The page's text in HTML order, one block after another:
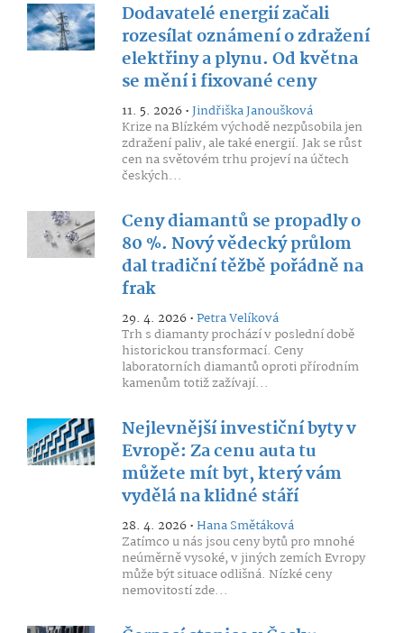
Dodavatelé energií začali
rozesílat oznámení o zdražení
elektřiny a plynu. Od května
se mění i fixované ceny
11. 5. 2026 •Jindřiška Janoušková
Krize na Blízkém východě nezpůsobila jen
zdražení paliv, ale také energií. Jak se růst
cen na světovém trhu projeví na účtech
českých...
Ceny diamantů se propadly o
80 %. Nový vědecký průlom
dal tradiční těžbě pořádně na
frak
29. 4. 2026 •Petra Velíková
Trh s diamanty prochází v poslední době
historickou transformací. Ceny
laboratorních diamantů oproti přírodním
kamenům totiž zažívají...
Nejlevnější investiční byty v
Evropě: Za cenu auta tu
můžete mít byt, který vám
vydělá na klidné stáří
28. 4. 2026 •Hana Smětáková
Zatímco u nás jsou ceny bytů pro mnohé
neúměrně vysoké, v jiných zemích Evropy
může být situace odlišná. Nízké ceny
nemovitostí zde...